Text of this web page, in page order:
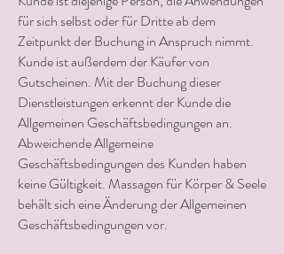
für sich selbst oder für Dritte ab dem
Zeitpunkt der Buchung in Anspruch nimmt.
Kunde ist außerdem der Käufer von
Gutscheinen. Mit der Buchung dieser
Dienstleistungen erkennt der Kunde die
Allgemeinen Geschäftsbedingungen an.
Abweichende Allgemeine
Geschäftsbedingungen des Kunden haben
keine Gültigkeit. Massagen für Körper & Seele
behält sich eine Änderung der Allgemeinen
Geschäftsbedingungen vor.